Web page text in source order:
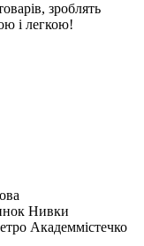
зроблять
і легкою!
Нивки
Академмістечко